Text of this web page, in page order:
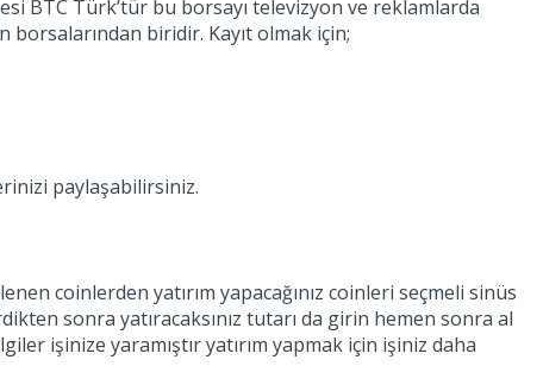
BTC Türk’tür bu borsayı televizyon ve reklamlarda
biridir. Kayıt olmak için;
paylaşabilirsiniz.
coinlerden yatırım yapacağınız coinleri seçmeli sinüs
sonra yatıracaksınız tutarı da girin hemen sonra al
işinize yaramıştır yatırım yapmak için işiniz daha